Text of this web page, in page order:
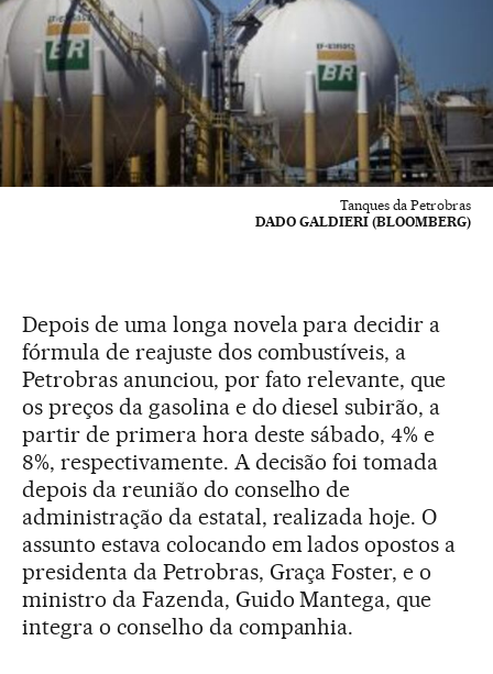
Tanques da Petrobras
DADO GALDIERI (BLOOMBERG)
Depois de uma longa novela para decidir a
fórmula de reajuste dos combustíveis, a
Petrobras anunciou, por fato relevante, que
os preços da gasolina e do diesel subirão, a
partir de primera hora deste sábado, 4% e
8%, respectivamente. A decisão foi tomada
depois da reunião do conselho de
administração da estatal, realizada hoje. O
assunto estava colocando em lados opostos a
presidenta da Petrobras, Graça Foster, e o
ministro da Fazenda, Guido Mantega, que
integra o conselho da companhia.